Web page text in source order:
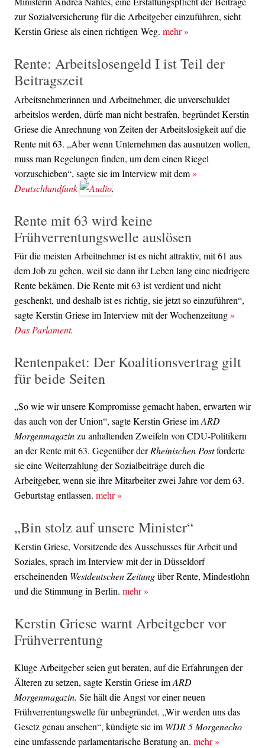
zur Sozialversicherung für die Arbeitgeber einzuführen, sieht
Kerstin Griese als einen richtigen Weg. mehr»
Rente: Arbeitslosengeld I ist Teil der
Beitragszeit
Arbeitsnehmerinnen und Arbeitnehmer, die unverschuldet
arbeitslos werden, dürfe man nicht bestrafen, begründet Kerstin
Griese die Anrechnung von Zeiten der Arbeitslosigkeit auf die
Rente mit 63. „Aber wenn Unternehmen das ausnutzen wollen,
muss man Regelungen finden, um dem einen Riegel
vorzuschieben“, sagte sie im Interview mit dem»
Deutschlandfunk
.
Rente mit 63 wird keine
Frühverrentungswelle auslösen
Für die meisten Arbeitnehmer ist es nicht attraktiv, mit 61 aus
dem Job zu gehen, weil sie dann ihr Leben lang eine niedrigere
Rente bekämen. Die Rente mit 63 ist verdient und nicht
geschenkt, und deshalb ist es richtig, sie jetzt so einzuführen“,
sagte Kerstin Griese im Interview mit der Wochenzeitung»
Das Parlament.
Rentenpaket: Der Koalitionsvertrag gilt
für beide Seiten
„So wie wir unsere Kompromisse gemacht haben, erwarten wir
das auch von der Union“, sagte Kerstin Griese imARD
Morgenmagazinzu anhaltenden Zweifeln von CDU-Politikern
an der Rente mit 63. Gegenüber derRheinischen Postforderte
sie eine Weiterzahlung der Sozialbeiträge durch die
Arbeitgeber, wenn sie ihre Mitarbeiter zwei Jahre vor dem 63.
Geburtstag entlassen. mehr»
„Bin stolz auf unsere Minister“
Kerstin Griese, Vorsitzende des Ausschusses für Arbeit und
Soziales, sprach im Interview mit der in Düsseldorf
erscheinenden Westdeutschen Zeitungüber Rente, Mindestlohn
und die Stimmung in Berlin. mehr»
Kerstin Griese warnt Arbeitgeber vor
Frühverrentung
Kluge Arbeitgeber seien gut beraten, auf die Erfahrungen der
Älteren zu setzen, sagte Kerstin Griese imARD
Morgenmagazin. Sie hält die Angst vor einer neuen
Frühverrentungswelle für unbegründet. „Wir werden uns das
Gesetz genau ansehen“, kündigte sie im WDR 5 Morgenecho
eine umfassende parlamentarische Beratung an. mehr»